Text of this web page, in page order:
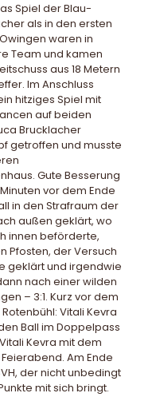
Spiel der Blau-
als in den ersten
waren in
Team und kamen
aus 18 Metern
Im Anschluss
hitziges Spiel mit
auf beiden
Brucklacher
getroffen und musste
Gute Besserung
vor dem Ende
in den Strafraum der
außen geklärt, wo
innen beförderte,
Pfosten, der Versuch
geklärt und irgendwie
nach einer wilden
– 3:1. Kurz vor dem
Vitali Kevra
Ball im Doppelpass
Kevra mit dem
Am Ende
der nicht unbedingt
mit sich bringt.